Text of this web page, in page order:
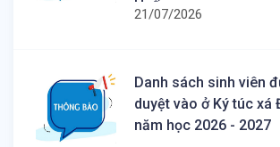
Huế
21/07/2026
Danh sách sinh viên
duyệt vào ở Ký túc xá
năm học 2026 - 2027